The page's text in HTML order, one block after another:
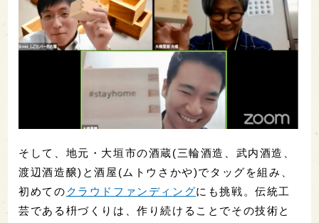
そして、地元・大垣市の酒蔵(三輪酒造、武内酒造、
渡辺酒造醸)と酒屋(ムトウさかや)でタッグを組み、
初めてのクラウドファンディングにも挑戦。伝統工
芸である枡づくりは、作り続けることでその技術と